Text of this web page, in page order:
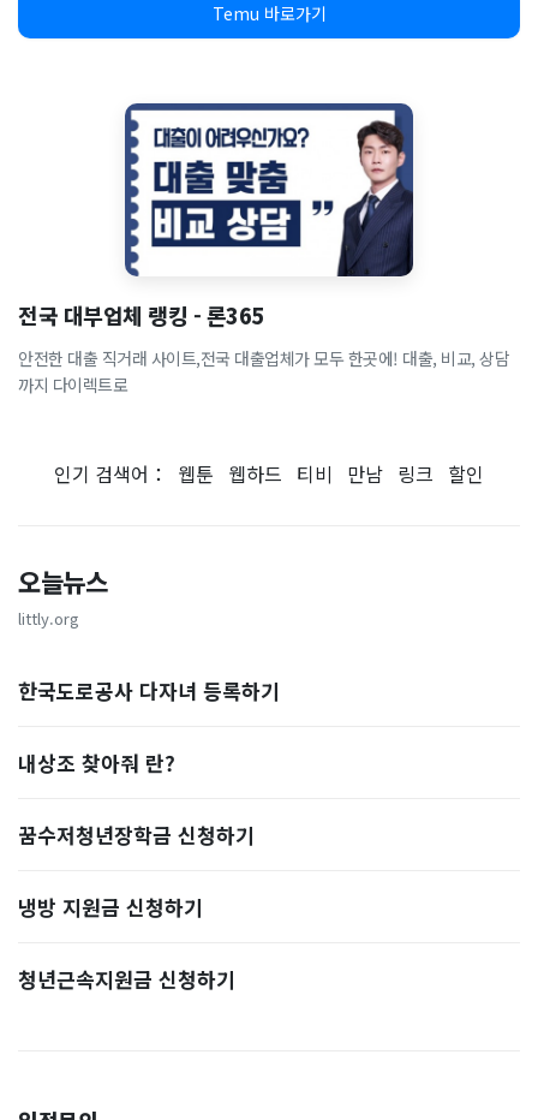
Temu 바로가기
전국 대부업체 랭킹 - 론365
안전한 대출 직거래 사이트,전국 대출업체가 모두 한곳에! 대출, 비교, 상담
까지 다이렉트로
인기 검색어： 웹툰 웹하드 티비 만남 링크 할인
오늘뉴스
littly.org
한국도로공사 다자녀 등록하기
내상조 찾아줘 란?
꿈수저청년장학금 신청하기
냉방 지원금 신청하기
청년근속지원금 신청하기